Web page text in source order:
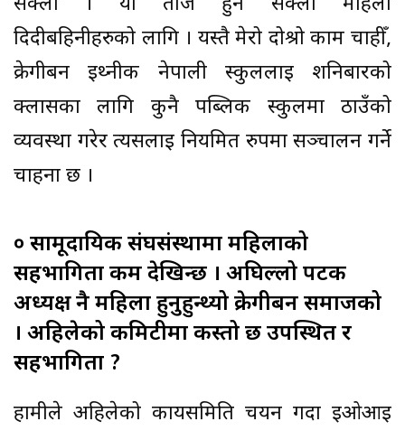
दिदीबहिनीहरुको लागि । यस्तै मेरो दोश्रो काम चाहीँ,
क्रेगीबर्न ईथ्नीक नेपाली स्कुललाई शनिबारको
क्लासका लागि कुनै पब्लिक स्कुलमा ठाउँको
व्यवस्था गरेर त्यसलाई नियमित रुपमा सञ्चालन गर्ने
चाहना छ ।
० सामूदायिक संघसंस्थामा महिलाको
सहभागिता कम देखिन्छ । अघिल्लो पटक
अध्यक्ष नै महिला हुनुहुन्थ्यो क्रेगीबर्न समाजको
। अहिलेको कमिटीमा कस्तो छ उपस्थित र
सहभागिता ?
हामीले अहिलेको कार्यसमिति चयन गर्दा ईओआई